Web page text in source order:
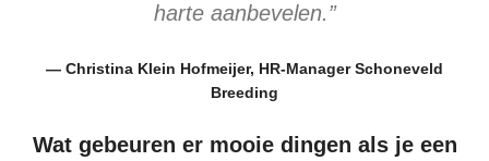
harte aanbevelen.”
— Christina Klein Hofmeijer, HR-Manager Schoneveld
Breeding
Wat gebeuren er mooie dingen als je een